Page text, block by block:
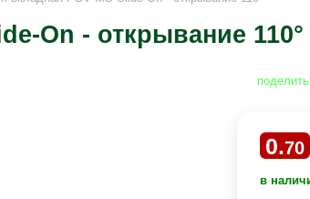
On - открывание 110°
0.70
в